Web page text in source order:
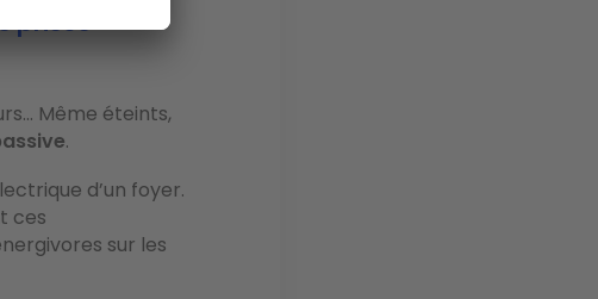
prises
Même éteints,
.
d’un foyer.
ces
sur les